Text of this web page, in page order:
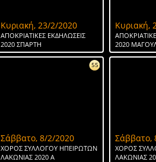
Κυριακή, 23/2/2020
ΑΠΟΚΡΙΑΤΙΚΕΣ ΕΚΔΗΛΩΣΕΙΣ
2020 ΣΠΑΡΤΗ
Κυριακή,
2020
55
Σάββατο, 8/2/2020
ΧΟΡΟΣ ΣΥΛΛΟΓΟΥ ΗΠΕΙΡΩΤΩΝ
ΛΑΚΩΝΙΑΣ 2020 Α
Σάββατο,
ΧΟΡΟΣ
ΛΑΚΩΝΙΑΣ